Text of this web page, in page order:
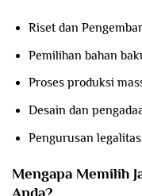
Riset dan
Pemilihan bahan
Proses produksi
Desain dan
Pengurusan
Mengapa Memilih